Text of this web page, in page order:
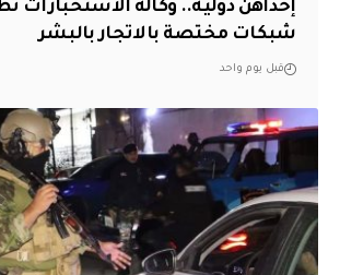
إحداهن دولية.. وكالة الاستخبارات
شبكات مختصة بالاتجار بالبشر
قبل يوم واحد